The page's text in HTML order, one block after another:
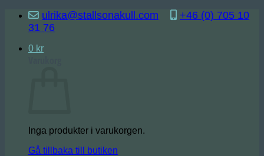
Skip
content
ulrika@stallsonakull.com
+46 (0) 705 10
31 76
0 kr
Inga produkter i varukorgen.
Gå tillbaka till butiken